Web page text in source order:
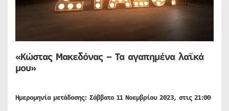
«Κώστας Μακεδόνας – Τα αγαπημένα λαϊκά
μου»
Ημερομηνία μετάδοσης: Σάββατο 11 Νοεμβρίου 2023, στις 21:00